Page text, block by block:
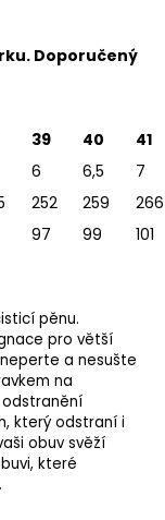
Doporučený
39 40
41
6 6,5
7
252 259
266
97 99 101
pěnu.
pro větší
a nesušte
na
odstranění
, který odstraní i
obuv svěží
které